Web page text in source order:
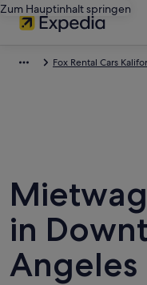
Zum Hauptinhalt springen
Fox Rental Cars
in
Angeles